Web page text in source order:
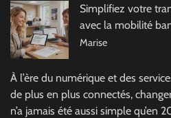
Simplifiez votre
avec la mobilité
Marise
À l’ère du numérique et des
de plus en plus connectés,
n’a jamais été aussi simple qu’en